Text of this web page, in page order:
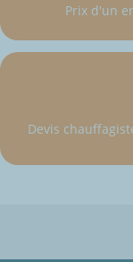
Prix d'un
Devis